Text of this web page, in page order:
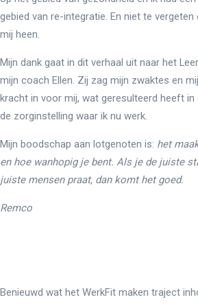
gebied van re-integratie. En niet te
mij heen.
Mijn dank gaat in dit verhaal uit naar het
mijn coach Ellen. Zij zag mijn zwaktes en
kracht in voor mij, wat geresulteerd heeft in
de zorginstelling waar ik nu werk.
Mijn boodschap aan lotgenoten is: het
en hoe wanhopig je bent. Als je de juiste
juiste mensen praat, dan komt het goed.
Remco
Benieuwd wat het WerkFit maken traject